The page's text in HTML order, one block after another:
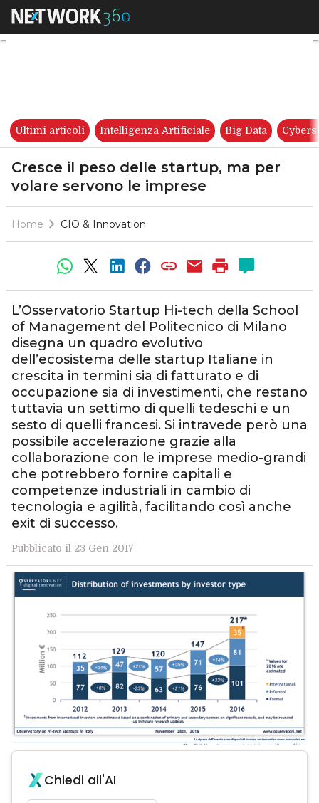
Cresce il peso delle startup,
Ultimi articoli Intelligenza Artificiale Big Data
Cresce il peso delle startup, ma per
volare servono le imprese
Home CIO & Innovation
L’Osservatorio Startup Hi-tech della School
of Management del Politecnico di Milano
disegna un quadro evolutivo
dell’ecosistema delle startup Italiane in
crescita in termini sia di fatturato e di
occupazione sia di investimenti, che restano
tuttavia un settimo di quelli tedeschi e un
sesto di quelli francesi. Si intravede però una
possibile accelerazione grazie alla
collaborazione con le imprese medio-grandi
che potrebbero fornire capitali e
competenze industriali in cambio di
tecnologia e agilità, facilitando così anche
exit di successo.
Pubblicato il 23 Gen 2017
Chiedi all'AI